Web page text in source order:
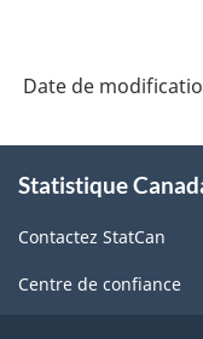
Date de
propos
ce
site
Statistique
Contactez StatCan
Centre de confiance